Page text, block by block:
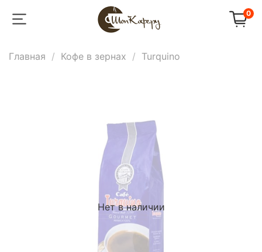
0
Главная Кофе в зернах Turquino
Нет в наличии